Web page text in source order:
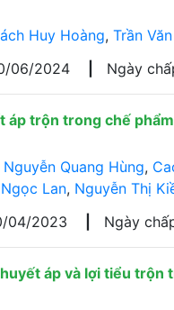
Huy Hoàng, Trần
06/2024 Ngày
áp trộn trong chế
Nguyễn Quang Hùng,
Lan, Nguyễn Thị
04/2023 Ngày
áp và lợi tiểu trộn